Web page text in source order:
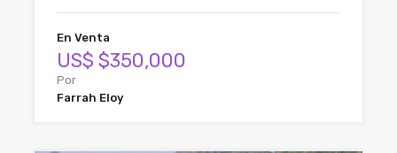
En Venta
US$ $350,000
Por
Farrah Eloy